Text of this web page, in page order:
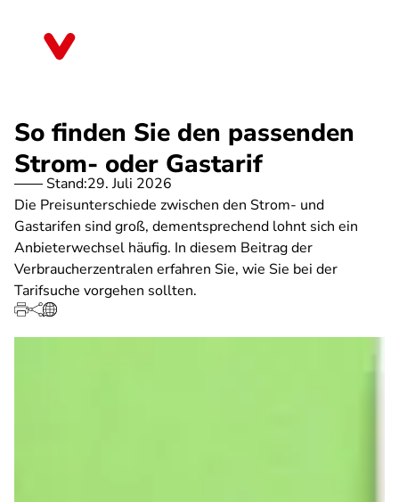
So finden Sie den passenden
Strom- oder Gastarif
Stand:29. Juli 2026
Die Preisunterschiede zwischen den Strom- und
Gastarifen sind groß, dementsprechend lohnt sich ein
Anbieterwechsel häufig. In diesem Beitrag der
Verbraucherzentralen erfahren Sie, wie Sie bei der
Tarifsuche vorgehen sollten.